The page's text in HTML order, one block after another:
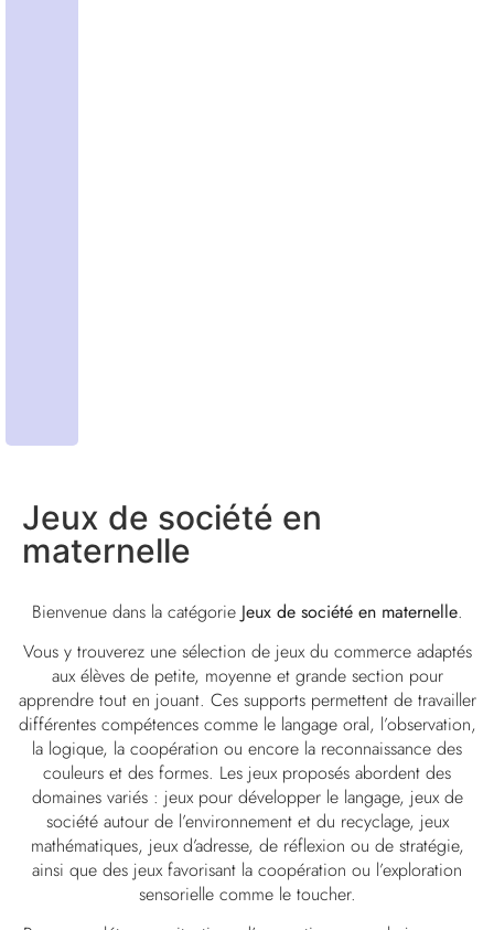
Jeux de société en
maternelle
Bienvenue dans la catégorie Jeux de société en maternelle.
Vous y trouverez une sélection de jeux du commerce adaptés
aux élèves de petite, moyenne et grande section pour
apprendre tout en jouant. Ces supports permettent de travailler
différentes compétences comme le langage oral, l’observation,
la logique, la coopération ou encore la reconnaissance des
couleurs et des formes. Les jeux proposés abordent des
domaines variés : jeux pour développer le langage, jeux de
société autour de l’environnement et du recyclage, jeux
mathématiques, jeux d’adresse, de réflexion ou de stratégie,
ainsi que des jeux favorisant la coopération ou l’exploration
sensorielle comme le toucher.